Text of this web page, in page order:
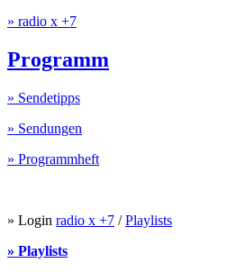
» radio x +7
Programm
» Sendetipps
» Sendungen
» Programmheft
» Login radio x +7 /Playlists
» Playlists